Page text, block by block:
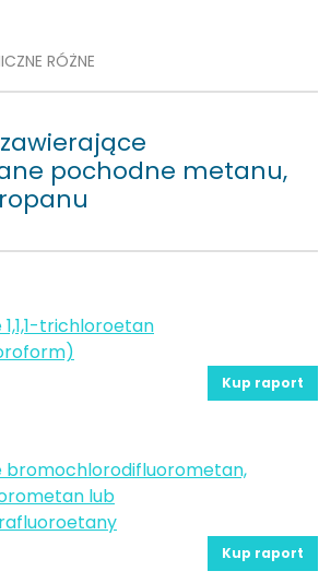
RÓŻNE
pochodne metanu,
trichloroetan
Kup raport
bromochlorodifluorometan,
lub
Kup raport